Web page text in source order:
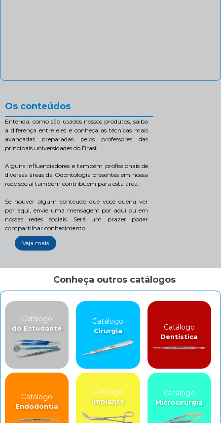
Os conteúdos
Entenda, como são usados nossos produtos, saiba
a diferença entre eles e conheça as técnicas mais
avançadas preparadas pelos professores das
principais universidades do Brasil.
Alguns influenciadores e também profissionais de
diversas áreas da Odontologia presentes em nossa
rede social também contribuem para esta área.
Se houver algum conteúdo que você queira ver
por aqui, envie uma mensagem por aqui ou em
nossas redes sociais. Será um prazer poder
compartilhar conhecimento.
Veja mais
Conheça outros catálogos
Catálogo
do Estudante
Catálogo
Cirurgia Catálogo
Dentística
Catálogo
Endodontia
Catálogo
Implante
Catálogo
Microcirurgia